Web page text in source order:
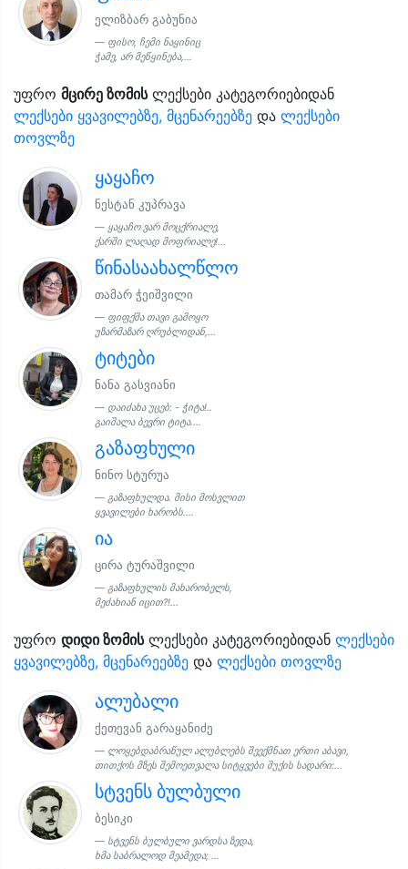
ელიზბარ გაბუნია
ფისო, ჩემი ნაყინიც
ჭამე, არ მეწყინება,...
უფრო მცირე ზომისლექსები კატეგორიებიდან
ლექსები ყვავილებზე, მცენარეებზე და ლექსები
თოვლზე
ყაყაჩო
ნესტან კუპრავა
ყაყაჩო ვარ მოცქრიალე,
ქარში ლაღად მოფრიალე!...
წინასაახალწლო
თამარ ჭეიშვილი
ფიფქმა თავი გამოყო
უზარმაზარ ღრუბლიდან,...
ტიტები
ნანა გასვიანი
დაიძახა უცებ: - ჭიტა!..
გაიშალა ბევრი ტიტა....
გაზაფხული
ნინო სტურუა
გაზაფხულდა. მისი მოსვლით
ყვავილები ხარობს....
ია
ცირა ტურაშვილი
გაზაფხულის მახარობელს,
მეძახიან იცით?!...
უფრო დიდი ზომისლექსები კატეგორიებიდან ლექსები
ყვავილებზე, მცენარეებზე და ლექსები თოვლზე
ალუბალი
ქეთევან გარაყანიძე
ლოყებდაბრაწულ ალუბლებს შეექმნათ ერთი აბავი,
თითქოს მზეს შემოეთვალა სიტყვები შუქის სადარი:...
სტვენს ბულბული
ბესიკი
სტვენს ბულბული ვარდსა ზედა,
ხმა საბრალოდ მეამედა; ...